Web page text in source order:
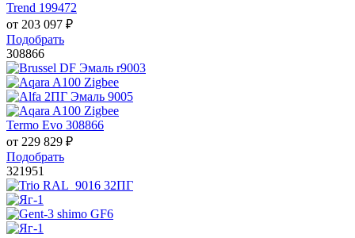
Trend 199472
от 203 097 ₽
Подобрать
308866
Termo Evo 308866
от 229 829 ₽
Подобрать
321951